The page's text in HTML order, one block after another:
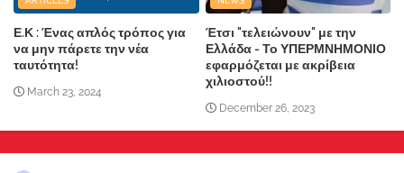
Ε.Κ : Ένας απλός τρόπος για
να μην πάρετε την νέα
ταυτότητα!
March 23, 2024
Έτσι "τελειώνουν" με την
Ελλάδα - Το ΥΠΕΡΜΝΗΜΟΝΙΟ
εφαρμόζεται με ακρίβεια
χιλιοστού!!
December 26, 2023